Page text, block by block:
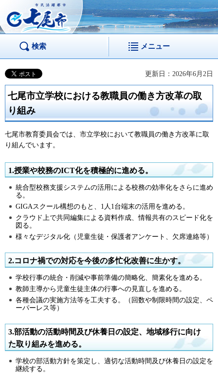
市民活躍都市 七尾
市
検索 メニュー
更新日：2026年6月2日
七尾市立学校における教職員の働き方改革の取
り組み
七尾市教育委員会では、市立学校において教職員の働き方改革に取
り組んでいます。
1.授業や校務のICT化を積極的に進める。
統合型校務支援システムの活用による校務の効率化をさらに進め
る。
GIGAスクール構想のもと、1人1台端末の活用を進める。
クラウド上で共同編集による資料作成、情報共有のスピード化を
図る。
様々なデジタル化（児童生徒・保護者アンケート、欠席連絡等）
2.コロナ禍での対応を今後の多忙化改善に生かす。
学校行事の統合・削減や事前準備の簡略化、簡素化を進める。
教師主導から児童生徒主体の行事への見直しを進める。
各種会議の実施方法等を工夫する。（回数や制限時間の設定、ペ
ーパーレス等）
3.部活動の活動時間及び休養日の設定、地域移行に向け
た取り組みを進める。
学校の部活動方針を策定し、適切な活動時間及び休養日の設定を
継続する。